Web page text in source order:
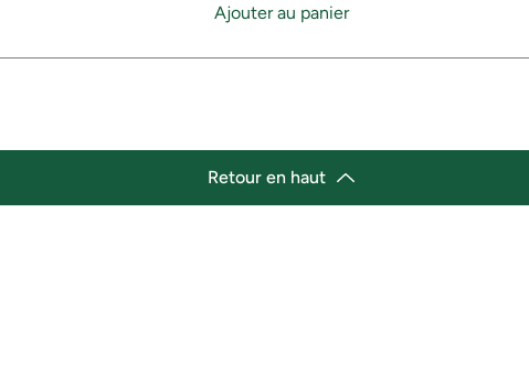
Ajouter au panier
Retour en haut